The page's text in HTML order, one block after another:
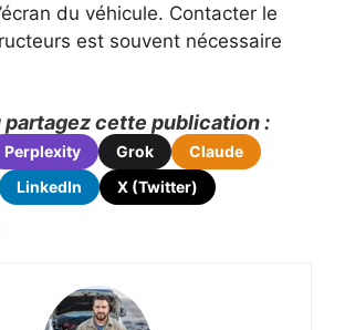
du véhicule. Contacter le
est souvent nécessaire
partagez cette publication :
Perplexity Grok
Claude
LinkedIn
X (Twitter)